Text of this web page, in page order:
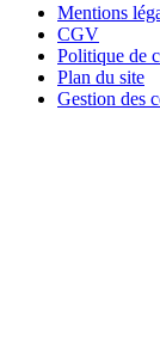
Mentions
CGV
Politique de
Plan du site
Gestion des